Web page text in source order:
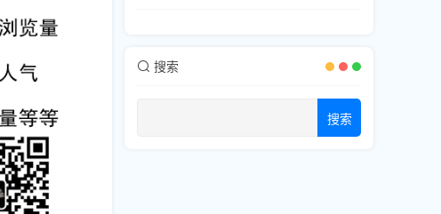
搜索
搜索